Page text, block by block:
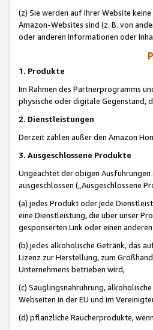
(z) Sie werden auf Ihrer Website
Amazon-Websites sind (z. B. von
oder anderen Informationen oder
1. Produkte
Im Rahmen des Partnerprogramms
physische oder digitale Gegenstand,
2. Dienstleistungen
Derzeit zählen außer den Amazon
3. Ausgeschlossene Produkte
Ungeachtet der obigen
ausgeschlossen („Ausgeschlossene
(a) jedes Produkt oder jede
eine Dienstleistung, die über unser
gesponserten Link oder einen
(b) jedes alkoholische Getränk, das
Lizenz zur Herstellung, zum
Unternehmens betrieben wird,
(c) Säuglingsnahruhrung,
Webseiten in der EU und im
(d) pflanzliche Raucherprodukte,